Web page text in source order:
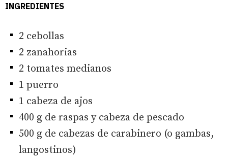
INGREDIENTES
2 cebollas
2 zanahorias
2 tomates medianos
1 puerro
1 cabeza de ajos
400 g de raspas y cabeza de pescado
500 g de cabezas de carabinero (o gambas,
langostinos)